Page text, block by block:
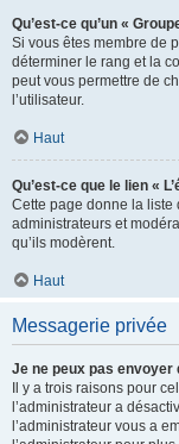
Qu’est-ce qu’un «
Si vous êtes membre de
déterminer le rang et la
peut vous permettre de
l’utilisateur.
Haut
Qu’est-ce que le lien «
Cette page donne la liste
administrateurs et
qu’ils modèrent.
Haut
Messagerie privée
Je ne peux pas
Il y a trois raisons pour
l’administrateur a
l’administrateur vous a